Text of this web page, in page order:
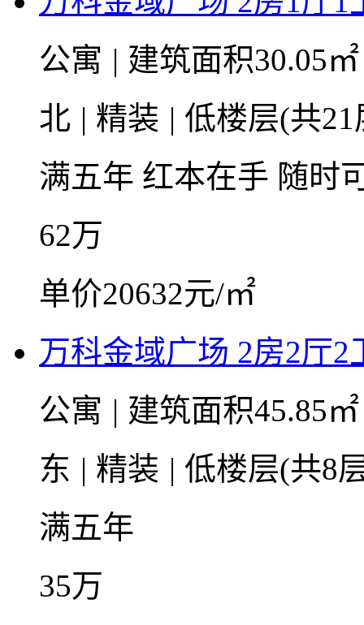
公寓 | 建筑面积30.05
北 | 精装 | 低楼层(共
满五年 红本在手 随时
62万
单价20632元/㎡
万科金域广场 2房2厅2
公寓 | 建筑面积45.85
东 | 精装 | 低楼层(共8
满五年
35万